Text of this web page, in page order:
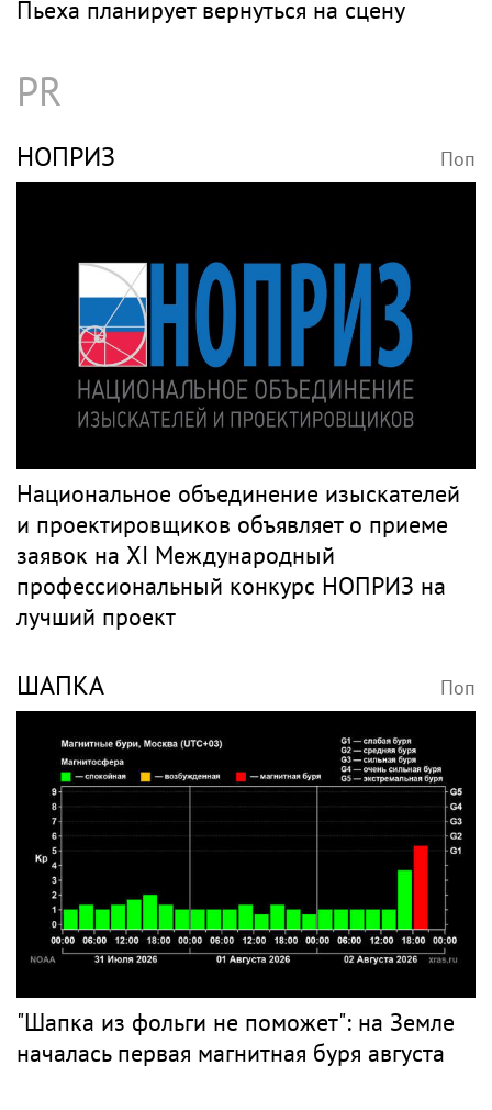
Пьеха планирует вернуться на сцену
PR
НОПРИЗ Поп
Национальное объединение изыскателей
и проектировщиков объявляет о приеме
заявок на XI Международный
профессиональный конкурс НОПРИЗ на
лучший проект
ШАПКА Поп
"Шапка из фольги не поможет": на Земле
началась первая магнитная буря августа